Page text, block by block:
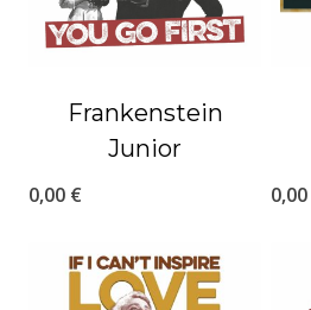
Frankenstein
Junior
0,00 € 0,00